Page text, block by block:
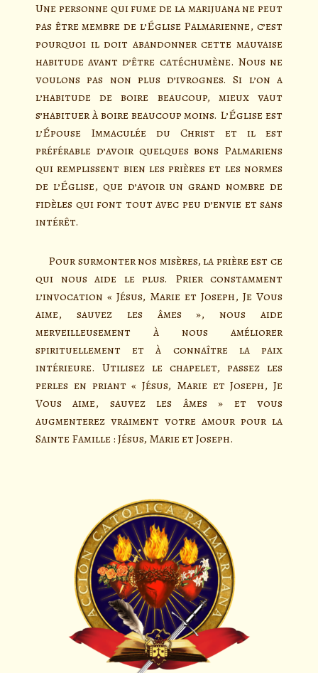
Une personne qui fume de la marijuana ne peut
pas être membre de l’Église Palmarienne, c’est
pourquoi il doit abandonner cette mauvaise
habitude avant d’être catéchumène. Nous ne
voulons pas non plus d’ivrognes. Si l’on a
l’habitude de boire beaucoup, mieux vaut
s’habituer à boire beaucoup moins. L’Église est
l’Épouse Immaculée du Christ et il est
préférable d’avoir quelques bons Palmariens
qui remplissent bien les prières et les normes
de l’Église, que d’avoir un grand nombre de
fidèles qui font tout avec peu d’envie et sans
intérêt.
Pour surmonter nos misères, la prière est ce
qui nous aide le plus. Prier constamment
l’invocation « Jésus, Marie et Joseph, Je Vous
aime, sauvez les âmes », nous aide
merveilleusement à nous améliorer
spirituellement et à connaître la paix
intérieure. Utilisez le chapelet, passez les
perles en priant « Jésus, Marie et Joseph, Je
Vous aime, sauvez les âmes » et vous
augmenterez vraiment votre amour pour la
Sainte Famille : Jésus, Marie et Joseph.